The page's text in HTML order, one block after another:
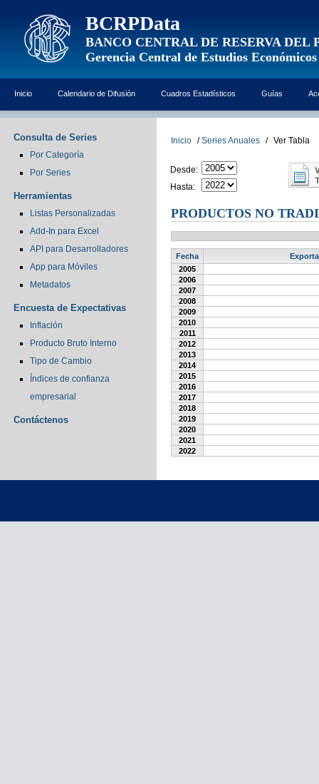
BCRPData
BANCO CENTRAL DE RESERVA DEL
Gerencia Central de Estudios Económicos
Inicio Calendario de Difusión Cuadros Estadísticos Guías
Consulta de Series
Por Categoría
Por Series
Herramientas
Listas Personalizadas
Add-In para Excel
API para Desarrolladores
App para Móviles
Metadatos
Encuesta de Expectativas
Inflación
Producto Bruto Interno
Tipo de Cambio
Índices de confianza
empresarial
Contáctenos
Inicio / Series Anuales / Ver Tabla
Desde:
Hasta:
PRODUCTOS NO
Fecha
2005
2006
2007
2008
2009
2010
2011
2012
2013
2014
2015
2016
2017
2018
2019
2020
2021
2022